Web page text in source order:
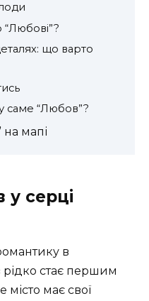
“Любові”?
що варто
саме “Любов”?
мапі
серці
в
рідко стає першим
місто має свої